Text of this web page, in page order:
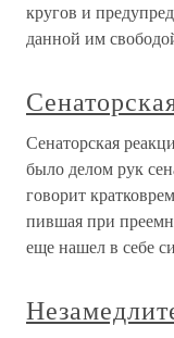
кругов и
данной им
Сенаторская
было делом рук
говорит
пившая при
еще нашел в себе